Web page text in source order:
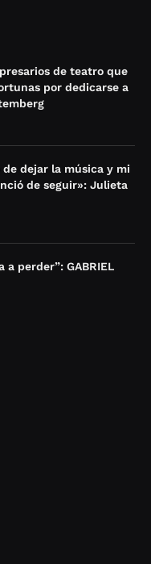
de teatro que
por dedicarse a
dejar la música y mi
de seguir»: Julieta
a perder”: GABRIEL